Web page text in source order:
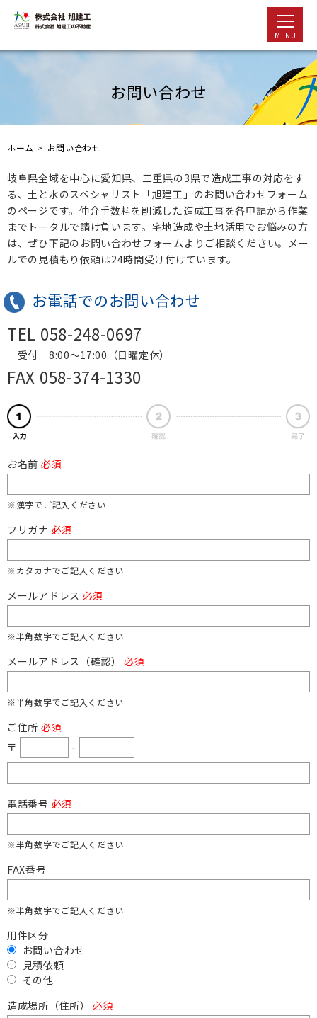
MENU
お問い合わせ
ホーム > お問い合わせ
岐阜県全域を中心に愛知県、三重県の3県で造成工事の対応をす
る、土と水のスペシャリスト「旭建工」のお問い合わせフォーム
のページです。仲介手数料を削減した造成工事を各申請から作業
までトータルで請け負います。宅地造成や土地活用でお悩みの方
は、ぜひ下記のお問い合わせフォームよりご相談ください。メー
ルでの見積もり依頼は24時間受け付けています。
お電話でのお問い合わせ
TEL 058-248-0697
受付 8:00～17:00（日曜定休）
FAX 058-374-1330
お名前 必須
※漢字でご記入ください
フリガナ 必須
※カタカナでご記入ください
メールアドレス 必須
※半角数字でご記入ください
メールアドレス（確認）必須
※半角数字でご記入ください
ご住所 必須
〒
-
電話番号 必須
※半角数字でご記入ください
FAX番号
※半角数字でご記入ください
用件区分
お問い合わせ
見積依頼
その他
造成場所（住所）必須